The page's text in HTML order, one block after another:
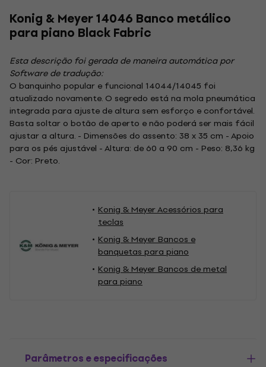
Konig & Meyer 14046 Banco metálico
para piano Black Fabric
Esta descrição foi gerada de maneira automática por
Software de tradução:
O banquinho popular e funcional 14044/14045 foi
atualizado novamente. O segredo está na mola pneumática
integrada para ajuste de altura sem esforço e confortável.
Basta soltar o botão de aperto e não poderá ser mais fácil
ajustar a altura. - Dimensões do assento: 38 x 35 cm - Apoio
para os pés ajustável - Altura: de 60 a 90 cm - Peso: 8,36 kg
- Cor: Preto.
Konig & Meyer Acessórios para
teclas
Konig & Meyer Bancos e
banquetas para piano
Konig & Meyer Bancos de metal
para piano
Parâmetros e especificações